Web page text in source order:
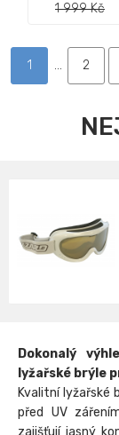
1 999 Kč
1 2
Dokonalý
lyžařské brýle
Kvalitní lyžařské
před UV
zajišťují jasný